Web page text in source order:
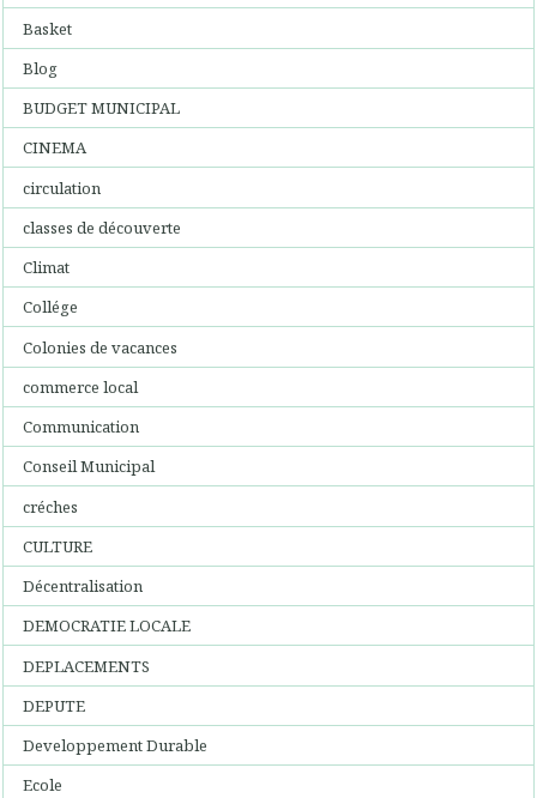
Basket
Blog
BUDGET MUNICIPAL
CINEMA
circulation
classes de découverte
Climat
Collége
Colonies de vacances
commerce local
Communication
Conseil Municipal
créches
CULTURE
Décentralisation
DEMOCRATIE LOCALE
DEPLACEMENTS
DEPUTE
Developpement Durable
Ecole